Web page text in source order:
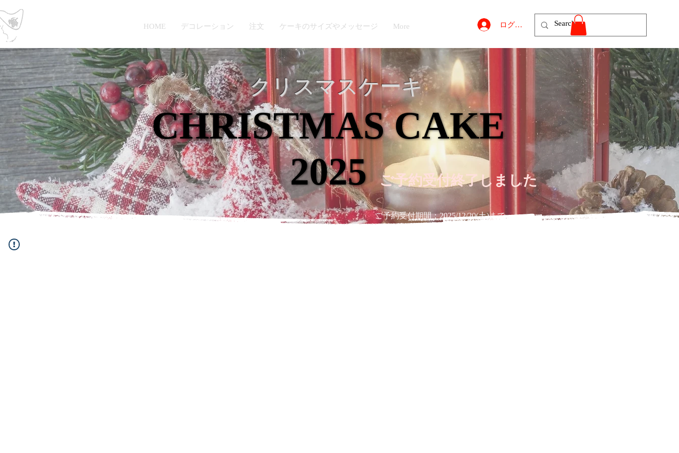
HOME デコレーション 注文 ケーキのサイズやメッセージ More ログイン
クリスマスケーキ
CHRISTMAS CAKE
2025
CHRISTMAS CAKE
2025 ​ご予約受付終了しました
​ご予約受付期間：2025/12/20(土)まで